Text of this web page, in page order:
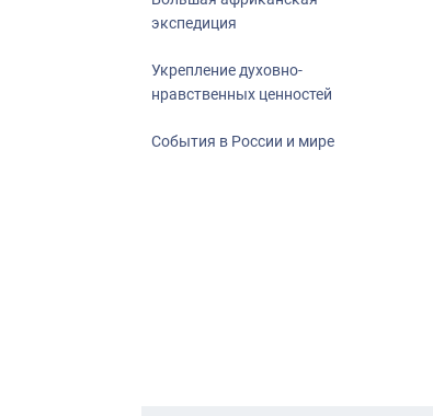
экспедиция
Укрепление духовно-
нравственных ценностей
События в России и мире